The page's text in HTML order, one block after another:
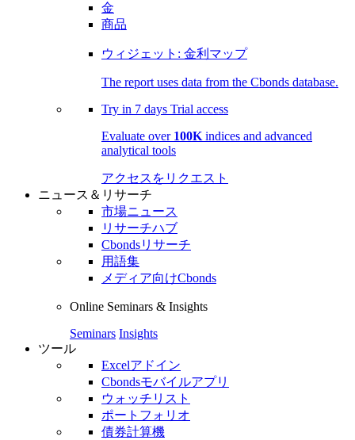
金
商品
ウィジェット: 金利マップ
The report uses data from the Cbonds database.
Try in 7 days Trial access
Evaluate over 100K indices and advanced
analytical tools
アクセスをリクエスト
ニュース＆リサーチ
市場ニュース
リサーチハブ
Cbondsリサーチ
用語集
メディア向けCbonds
Online Seminars & Insights
Seminars Insights
ツール
Excelアドイン
Cbondsモバイルアプリ
ウォッチリスト
ポートフォリオ
債券計算機